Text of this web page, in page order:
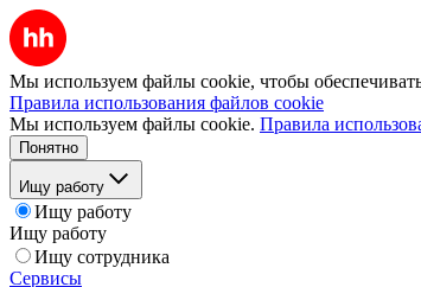
Мы используем файлы cookie, чтобы
Правила использования файлов cookie
Мы используем файлы cookie. Правила
Понятно
Ищу работу
Ищу работу
Ищу работу
Ищу сотрудника
Сервисы